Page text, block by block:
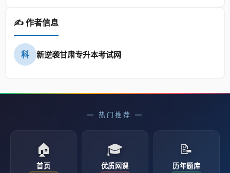
✍️ 作者信息
科 新逆袭甘肃专升本考试网
— 热门推荐 —
🏠
首页
🎓
优质网课
📝
历年题库